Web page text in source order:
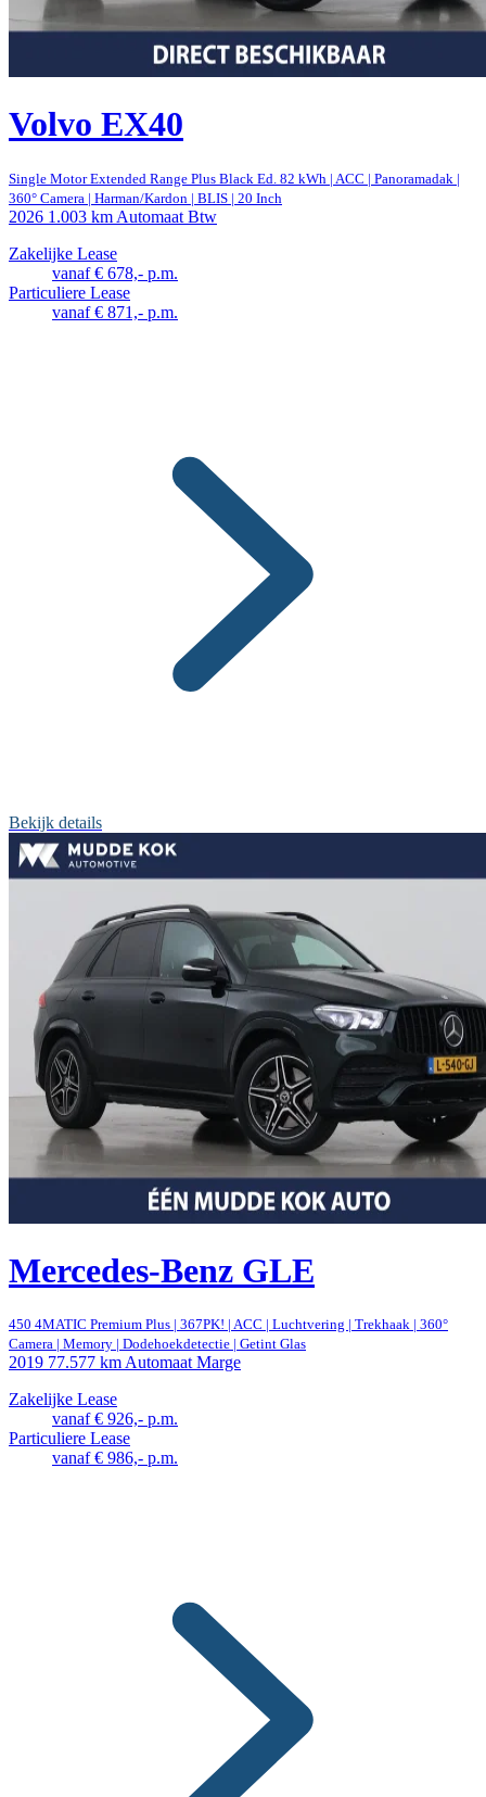
Volvo EX40
Single Motor Extended Range Plus Black Ed. 82 kWh | ACC | Panoramadak |
360° Camera | Harman/Kardon | BLIS | 20 Inch
2026 1.003 km Automaat Btw
Zakelijke Lease
vanaf € 678,- p.m.
Particuliere Lease
vanaf € 871,- p.m.
Bekijk details
Mercedes-Benz GLE
450 4MATIC Premium Plus | 367PK! | ACC | Luchtvering | Trekhaak | 360°
Camera | Memory | Dodehoekdetectie | Getint Glas
2019 77.577 kmAutomaatMarge
Zakelijke Lease
vanaf € 926,- p.m.
Particuliere Lease
vanaf € 986,- p.m.